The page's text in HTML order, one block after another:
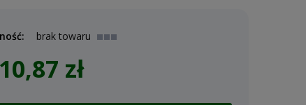
brak towaru
10,87 zł